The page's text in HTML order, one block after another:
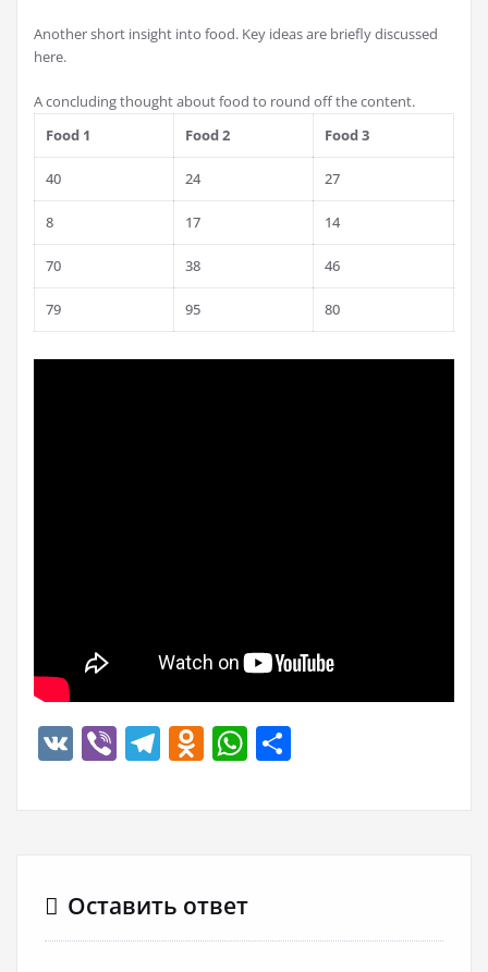
Another short insight into food. Key ideas are briefly discussed
here.
A concluding thought about food to round off the content.
Food 1
Food 2 Food 3
40 24 27
8 17 14
70 38 46
79 95 80
VK ViberTelegram
Odnoklassniki
WhatsApp
Оставить ответ